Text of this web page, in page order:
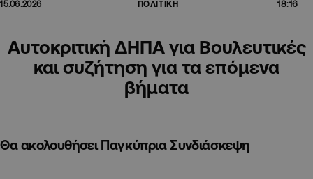
15.06.2026 ΠΟΛΙΤΙΚΗ 18:16
Αυτοκριτική ΔΗΠΑ για Βουλευτικές
και συζήτηση για τα επόμενα
βήματα
Θα ακολουθήσει Παγκύπρια Συνδιάσκεψη